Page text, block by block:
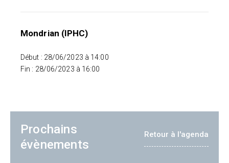
Mondrian (IPHC)
Début : 28/06/2023 à 14:00
Fin : 28/06/2023 à 16:00
Prochains
évènements
Retour à l'agenda